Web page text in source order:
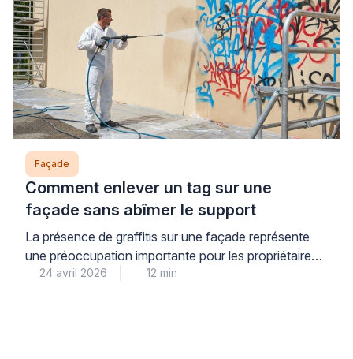
lorsqu’elle est appliquée selon les règles […]
Façade
Comment enlever un tag sur une
façade sans abîmer le support
La présence de graffitis sur une façade représente
une préoccupation importante pour les propriétaires.
Intervenir rapidement permet d’éviter que les tags ne
24 avril 2026 12 min